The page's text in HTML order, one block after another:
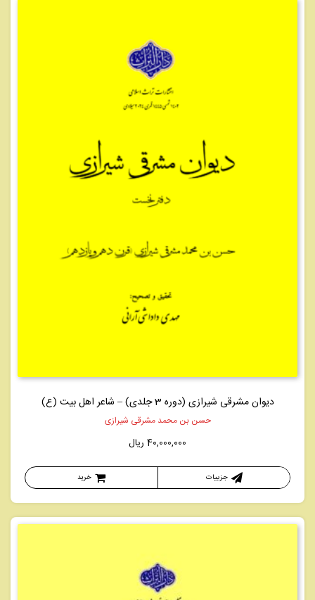
دیوان مشرقی شیرازی (دوره 3 جلدی) – شاعر اهل بیت (ع)
حسن بن محمد مشرقی شیرازی
40,000,000 ریال
جزییات خرید